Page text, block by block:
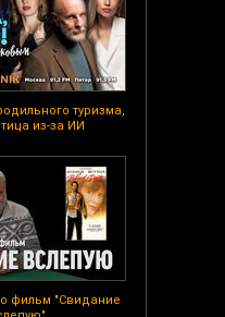
туризма,
из-за ИИ
фильм "Свидание